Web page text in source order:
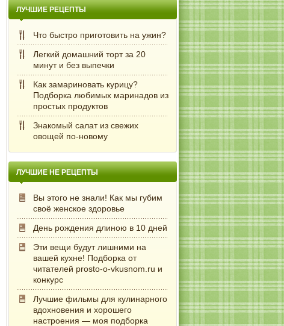
ЛУЧШИЕ РЕЦЕПТЫ
Что быстро приготовить на ужин?
Легкий домашний торт за 20
минут и без выпечки
Как замариновать курицу?
Подборка любимых маринадов из
простых продуктов
Знакомый салат из свежих
овощей по-новому
ЛУЧШИЕ НЕ РЕЦЕПТЫ
Вы этого не знали! Как мы губим
своё женское здоровье
День рождения длиною в 10 дней
Эти вещи будут лишними на
вашей кухне! Подборка от
читателей prosto-o-vkusnom.ru и
конкурс
Лучшие фильмы для кулинарного
вдохновения и хорошего
настроения — моя подборка